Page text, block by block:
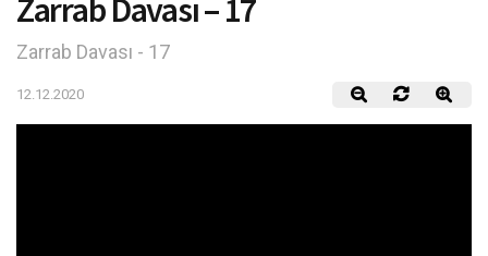
Zarrab Davası – 17
Zarrab Davası - 17
12.12.2020